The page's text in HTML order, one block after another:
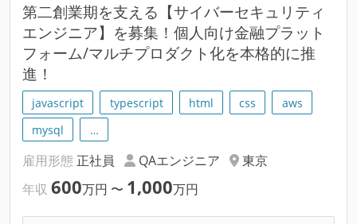
第二創業期を支える【サイバーセキュリティ
エンジニア】を募集！個人向け金融プラット
フォーム/マルチプロダクト化を本格的に推
進！
javascript typescript html css
aws
mysql
…
雇用形態 正社員 QAエンジニア
東京
年収 600万円 〜 1,000万円